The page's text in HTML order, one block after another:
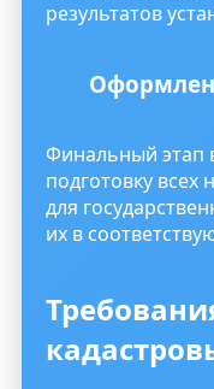
результатов
Финальный этап
подготовку
для
их в